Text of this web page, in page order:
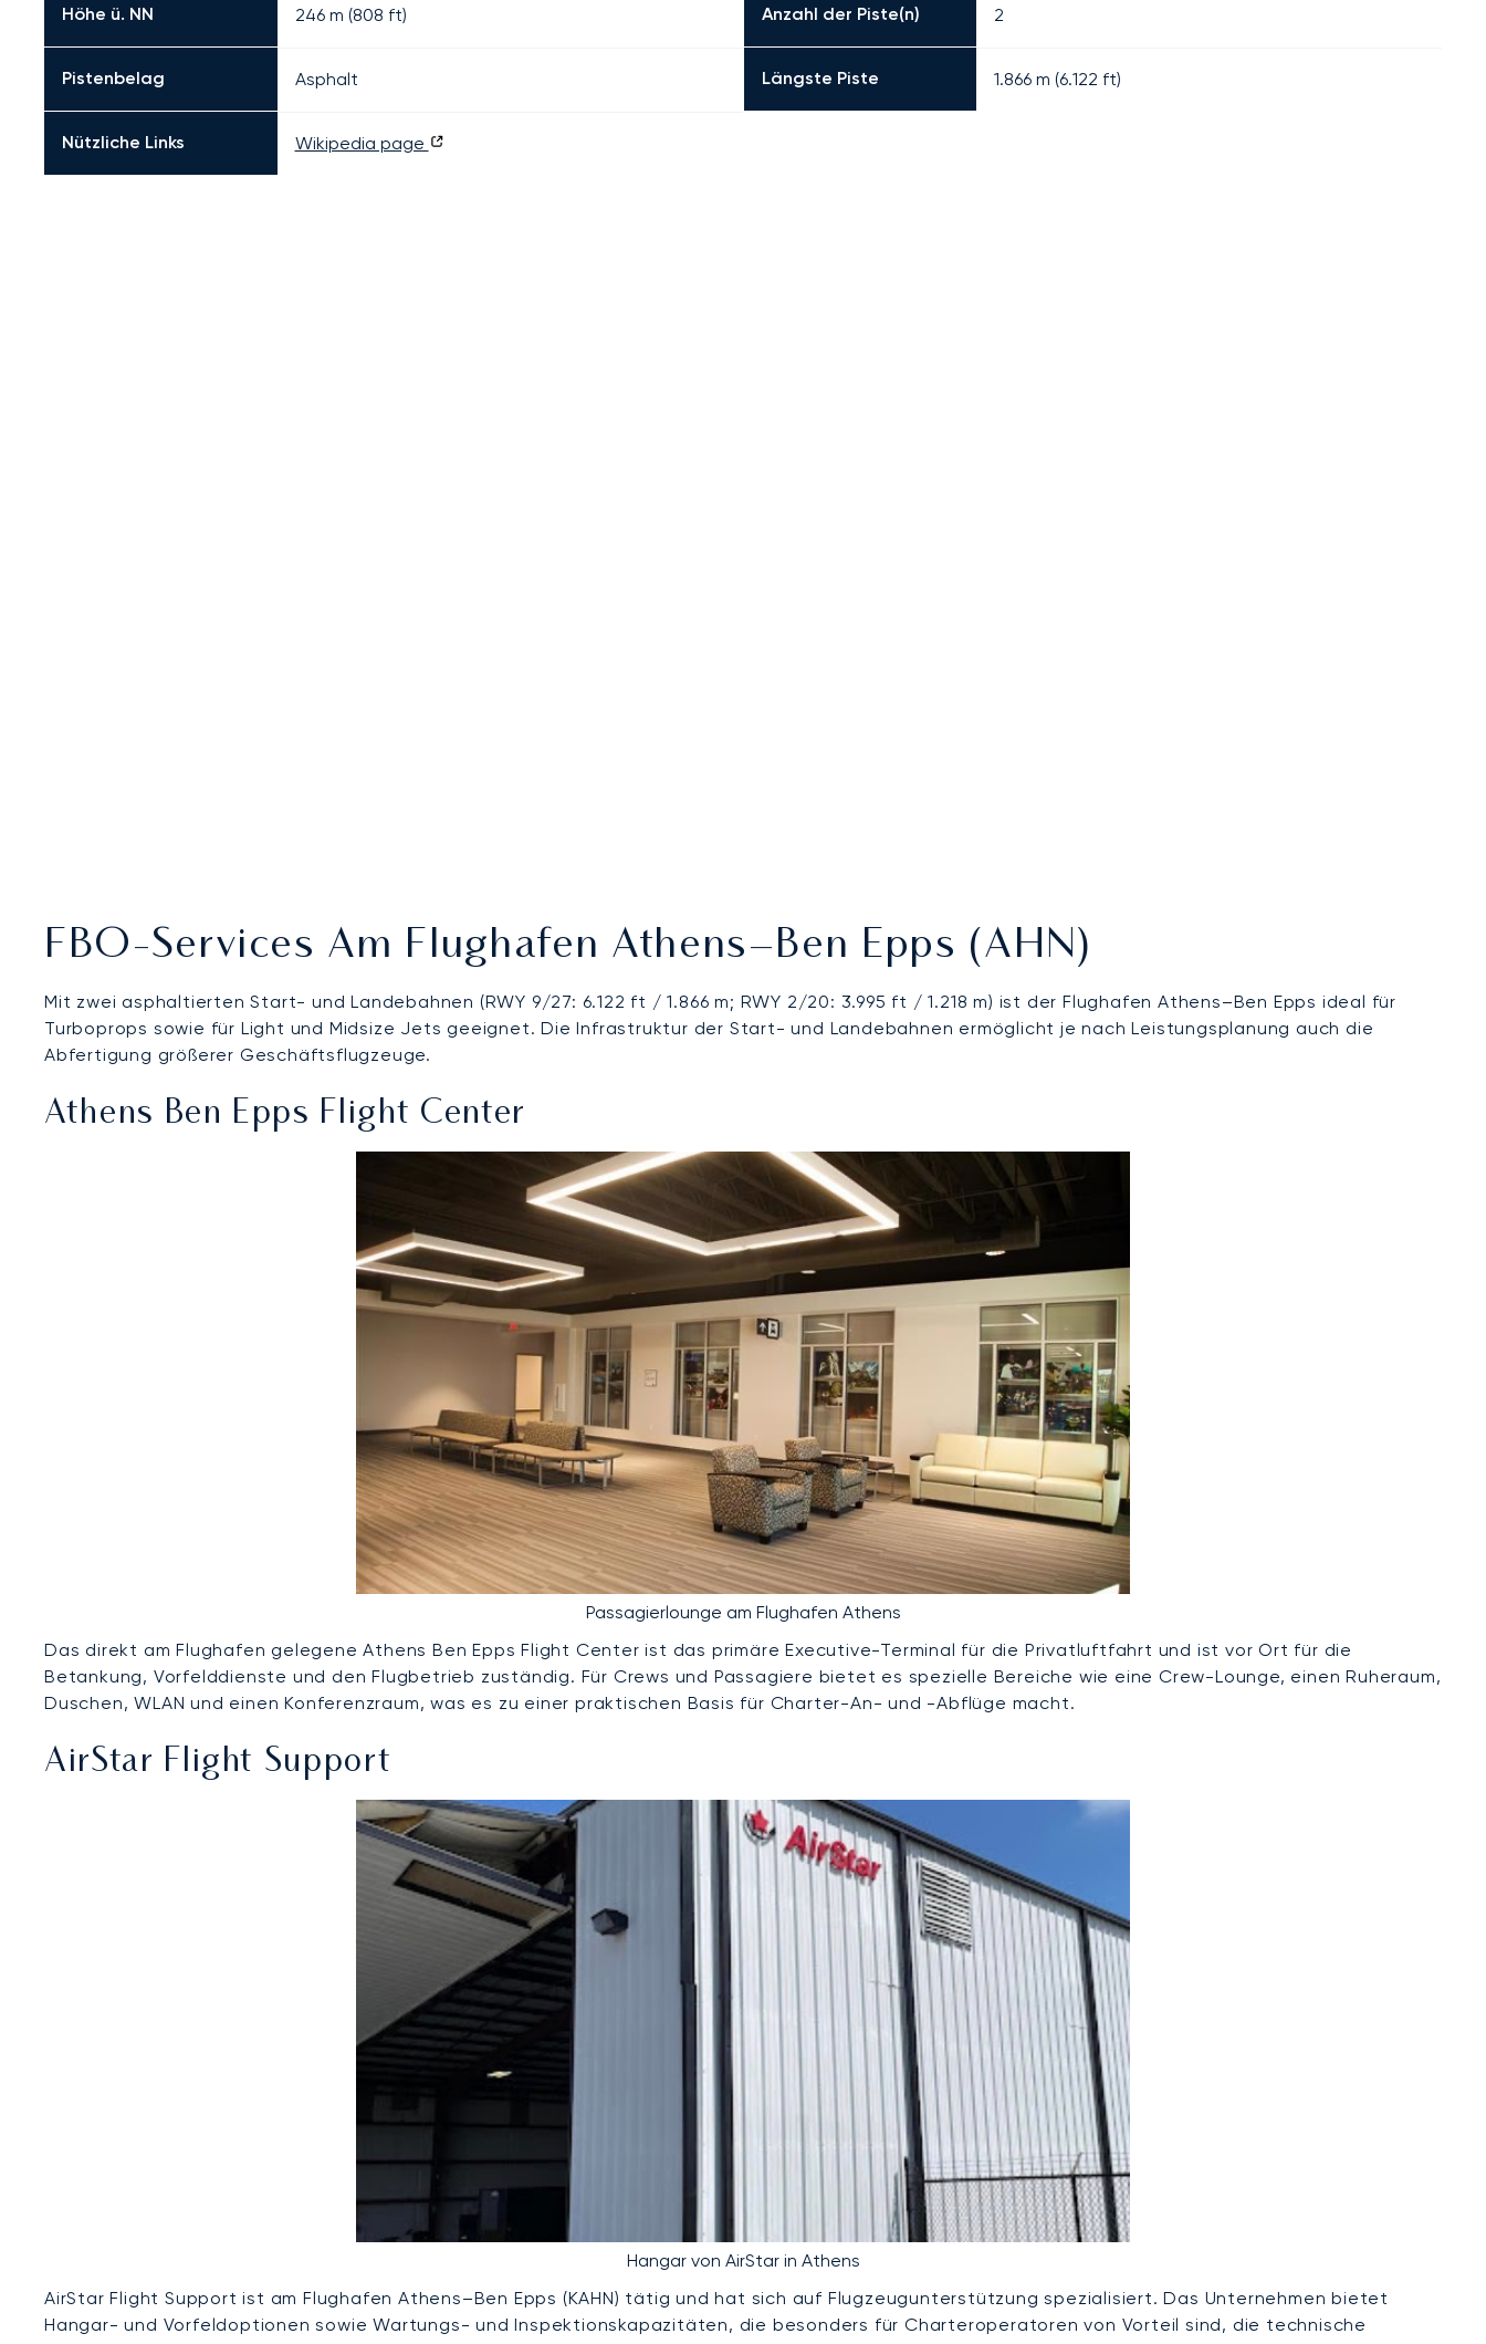
Höhe ü. NN 246 m (808 ft) Anzahl der Piste(n) 2
Pistenbelag Asphalt Längste Piste 1.866 m (6.122 ft)
Nützliche Links Wikipedia page
FBO-Services Am Flughafen Athens–Ben Epps (AHN)
Mit zwei asphaltierten Start- und Landebahnen (RWY 9/27: 6.122 ft / 1.866 m; RWY 2/20: 3.995 ft / 1.218 m) ist der Flughafen Athens–Ben Epps ideal für
Turboprops sowie für Light und Midsize Jets geeignet. Die Infrastruktur der Start- und Landebahnen ermöglicht je nach Leistungsplanung auch die
Abfertigung größerer Geschäftsflugzeuge.
Athens Ben Epps Flight Center
Passagierlounge am Flughafen Athens
Das direkt am Flughafen gelegene Athens Ben Epps Flight Center ist das primäre Executive-Terminal für die Privatluftfahrt und ist vor Ort für die
Betankung, Vorfelddienste und den Flugbetrieb zuständig. Für Crews und Passagiere bietet es spezielle Bereiche wie eine Crew-Lounge, einen Ruheraum,
Duschen, WLAN und einen Konferenzraum, was es zu einer praktischen Basis für Charter-An- und -Abflüge macht.
AirStar Flight Support
Hangar von AirStar in Athens
AirStar Flight Support ist am Flughafen Athens–Ben Epps (KAHN) tätig und hat sich auf Flugzeugunterstützung spezialisiert. Das Unternehmen bietet
Hangar- und Vorfeldoptionen sowie Wartungs- und Inspektionskapazitäten, die besonders für Charteroperatoren von Vorteil sind, die technische